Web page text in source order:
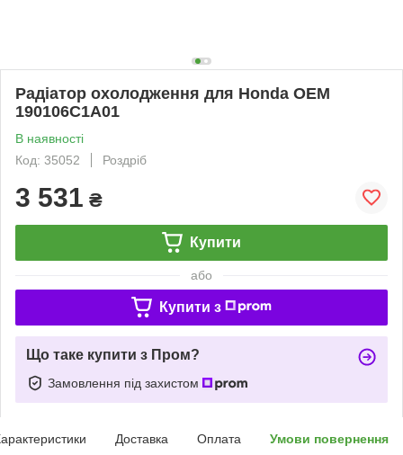
Радіатор охолодження для Honda OEM
190106C1A01
В наявності
Код: 35052
Роздріб
3 531 ₴
Купити
або
Купити з
Що таке купити з Пром?
Замовлення під захистом
Доставка Оплата Умови повернення